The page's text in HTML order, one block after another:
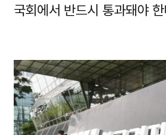
국회에서 반드시 통과돼야